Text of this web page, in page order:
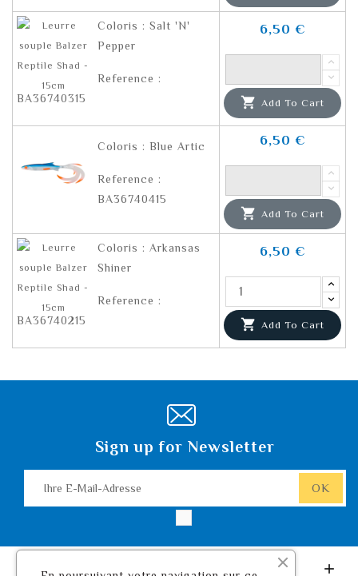
Coloris : Salt 'N'
Pepper
Reference :
BA36740315
6,50 €
 Add To Cart
Coloris : Blue Artic
Reference :
BA36740415
6,50 €
 Add To Cart
Coloris : Arkansas
Shiner
Reference :
BA36740215
6,50 €
 Add To Cart
Sign up for Newsletter
